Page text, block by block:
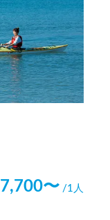
7,700〜 /1人